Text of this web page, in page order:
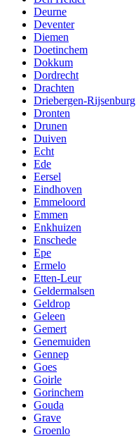
Deurne
Deventer
Diemen
Doetinchem
Dokkum
Dordrecht
Drachten
Driebergen-Rijsenburg
Dronten
Drunen
Duiven
Echt
Ede
Eersel
Eindhoven
Emmeloord
Emmen
Enkhuizen
Enschede
Epe
Ermelo
Etten-Leur
Geldermalsen
Geldrop
Geleen
Gemert
Genemuiden
Gennep
Goes
Goirle
Gorinchem
Gouda
Grave
Groenlo